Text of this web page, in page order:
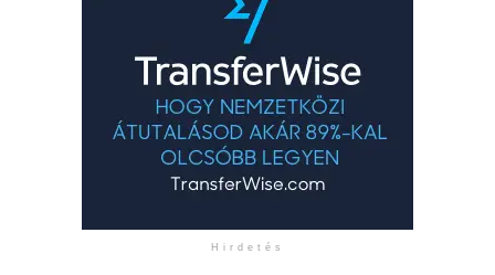
Hirdetés